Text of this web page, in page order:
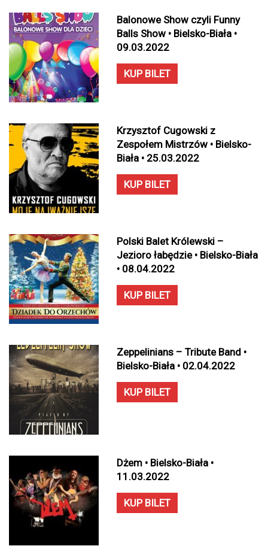
Balonowe Show czyli Funny
Balls Show • Bielsko-Biała •
09.03.2022
KUP BILET
Krzysztof Cugowski z
Zespołem Mistrzów • Bielsko-
Biała • 25.03.2022
KUP BILET
Polski Balet Królewski –
Jezioro łabędzie • Bielsko-Biała
• 08.04.2022
KUP BILET
Zeppelinians – Tribute Band •
Bielsko-Biała • 02.04.2022
KUP BILET
Dżem • Bielsko-Biała •
11.03.2022
KUP BILET